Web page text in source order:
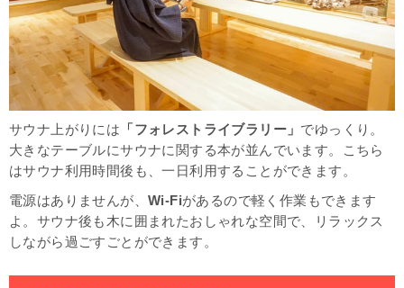
サウナ上がりには 「フォレストライブラリー」 でゆっくり。
大きなテーブルにサウナに関する本が並んでいます。こちら
はサウナ利用時間後も、一日利用することができます。
電源はありませんが、 Wi-Fiがあるので軽く作業もできます
よ。サウナ後も木に囲まれたおしゃれな空間で、リラックス
しながら過ごすごとができます。